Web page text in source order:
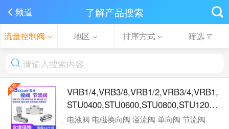
频道 了解产品搜索
流量控制阀 地区 排序方式 筛选
VRB1/4,VRB3/8,VRB1/2,VRB3/4,VRB1,
STU0400,STU0600,STU0800,STU1200,
STU1600,STB0400,STB0600,STB0800,S
电液阀 电磁换向阀 溢流阀 单向阀 节流阀